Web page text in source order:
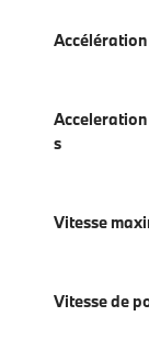
Accélération
Acceleration
s
Vitesse
Vitesse de